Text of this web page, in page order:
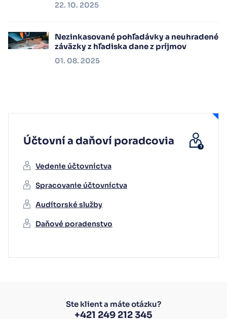
22. 10. 2025
Nezinkasované pohľadávky a neuhradené
záväzky z hľadiska dane z príjmov
01. 08. 2025
Účtovní a daňoví poradcovia
Vedenie účtovníctva
Spracovanie účtovníctva
Audítorské služby
Daňové poradenstvo
Ste klient a máte otázku?
+421 249 212 345